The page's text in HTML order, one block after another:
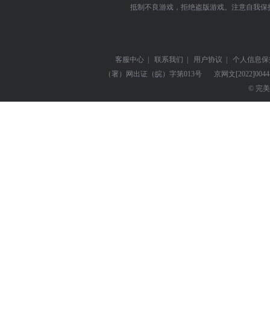
抵制不良游戏，拒绝盗版游戏。注意自我
客服中心 | 联系我们 | 用户协议 |
个人信息
（署）网出证（皖）字第013号
京网文
© 完美